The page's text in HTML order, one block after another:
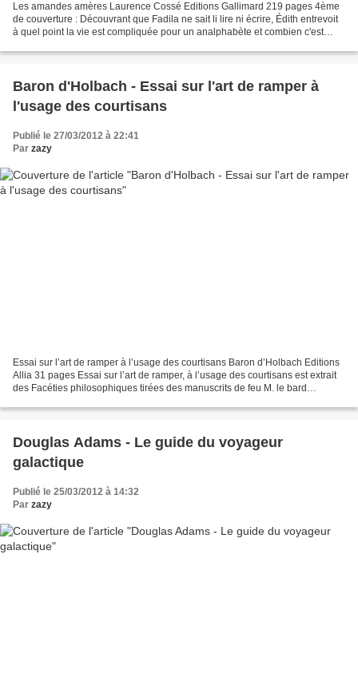
Les amandes amères Laurence Cossé Editions Gallimard 219 pages 4ème
de couverture : Découvrant que Fadila ne sait li lire ni écrire, Édith entrevoit
à quel point la vie est compliquée pour un analphabète et combien c'est
Baron d'Holbach - Essai sur l'art de ramper à
l'usage des courtisans
Publié le 27/03/2012 à 22:41
Par zazy
Essai sur l’art de ramper à l’usage des courtisans Baron d’Holbach Editions
Allia 31 pages Essai sur l’art de ramper, à l’usage des courtisans est extrait
des Facéties philosophiques tirées des manuscrits de feu M. le bard
Douglas Adams - Le guide du voyageur
galactique
Publié le 25/03/2012 à 14:32
Par zazy